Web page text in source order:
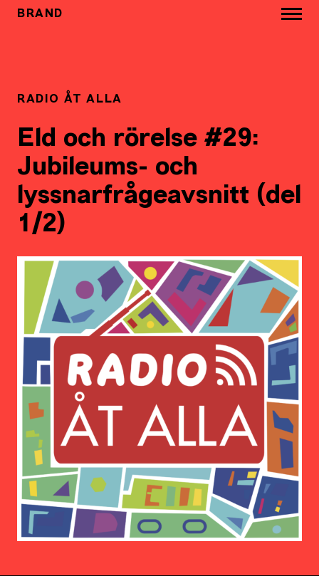
BRAND
RADIO ÅT ALLA
Eld och rörelse #29:
Jubileums- och
lyssnarfrågeavsnitt (del
1/2)